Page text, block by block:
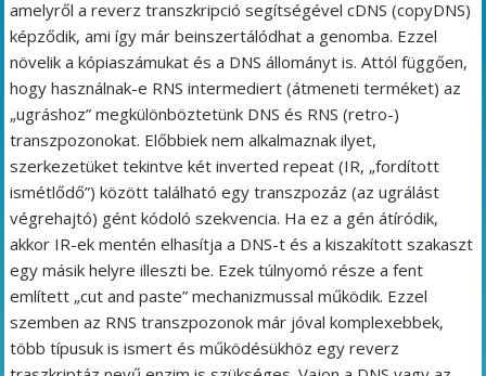
amelyről a reverz transzkripció segítségével cDNS (copyDNS)
képződik, ami így már beinszertálódhat a genomba. Ezzel
növelik a kópiaszámukat és a DNS állományt is. Attól függően,
hogy használnak-e RNS intermediert (átmeneti terméket) az
„ugráshoz” megkülönböztetünk DNS és RNS (retro-)
transzpozonokat. Előbbiek nem alkalmaznak ilyet,
szerkezetüket tekintve két inverted repeat (IR, „fordított
ismétlődő”) között található egy transzpozáz (az ugrálást
végrehajtó) gént kódoló szekvencia. Ha ez a gén átíródik,
akkor IR-ek mentén elhasítja a DNS-t és a kiszakított szakaszt
egy másik helyre illeszti be. Ezek túlnyomó része a fent
említett „cut and paste” mechanizmussal működik. Ezzel
szemben az RNS transzpozonok már jóval komplexebbek,
több típusuk is ismert és működésükhöz egy reverz